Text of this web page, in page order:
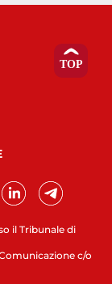
il Tribunale di
c/o